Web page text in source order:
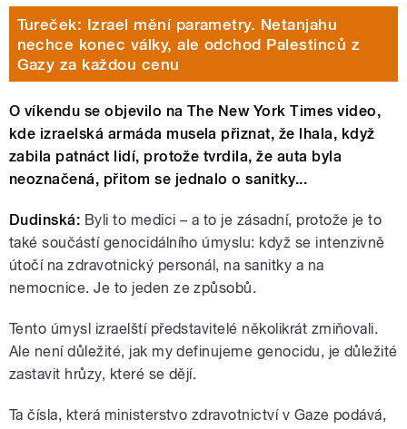
Tureček: Izrael mění parametry. Netanjahu
nechce konec války, ale odchod Palestinců z
Gazy za každou cenu
O víkendu se objevilo na The New York Times video,
kde izraelská armáda musela přiznat, že lhala, když
zabila patnáct lidí, protože tvrdila, že auta byla
neoznačená, přitom se jednalo o sanitky...
Dudinská: Byli to medici – a to je zásadní, protože je to
také součástí genocidálního úmyslu: když se intenzivně
útočí na zdravotnický personál, na sanitky a na
nemocnice. Je to jeden ze způsobů.
Tento úmysl izraelští představitelé několikrát zmiňovali.
Ale není důležité, jak my definujeme genocidu, je důležité
zastavit hrůzy, které se dějí.
Ta čísla, která ministerstvo zdravotnictví v Gaze podává,